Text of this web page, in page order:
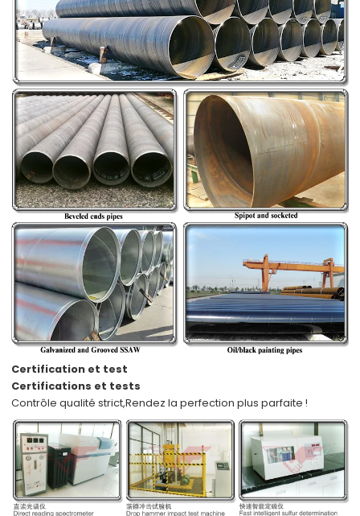
Certification et test
Certifications et tests
Contrôle qualité strict,Rendez la perfection plus parfaite !